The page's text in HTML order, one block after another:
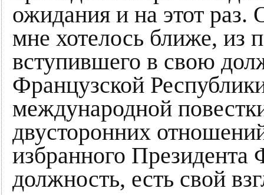
ожидания и на этот
мне хотелось ближе, из
вступившего в свою
Французской
международной
двусторонних
избранного
должность, есть свой